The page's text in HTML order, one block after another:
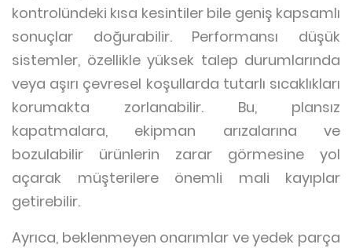
kontrolündeki kısa kesintiler bile geniş kapsamlı
sonuçlar doğurabilir. Performansı düşük
sistemler, özellikle yüksek talep durumlarında
veya aşırı çevresel koşullarda tutarlı sıcaklıkları
korumakta zorlanabilir. Bu, plansız
kapatmalara, ekipman arızalarına ve
bozulabilir ürünlerin zarar görmesine yol
açarak müşterilere önemli mali kayıplar
getirebilir.
Ayrıca, beklenmeyen onarımlar ve yedek parça